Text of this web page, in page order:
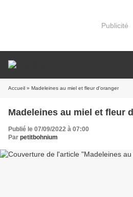
Publicité
Accueil » Madeleines au miel et fleur d'oranger
Madeleines au miel et fleur
Publié le 07/09/2022 à 07:00
Par petitbohnium